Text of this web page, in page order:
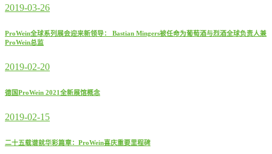
2019-03-26
ProWein全球系列展会迎来新领导： Bastian Mingers被任命为葡萄酒与烈酒全球负责人兼
ProWein总监
2019-02-20
德国ProWein 2021全新展馆概念
2019-02-15
二十五载谱就华彩篇章：ProWein喜庆重要里程碑